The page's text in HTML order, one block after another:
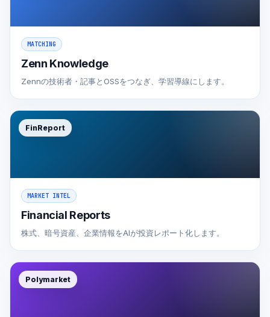
MATCHING
Zenn Knowledge
Zennの技術者・記事とOSSをつなぎ、学習導線にします。
FinReport
MARKET INTEL
Financial Reports
株式、暗号資産、企業情報をAIが投資レポート化します。
Polymarket